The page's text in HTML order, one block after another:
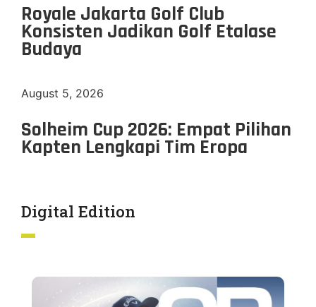
Royale Jakarta Golf Club
Konsisten Jadikan Golf Etalase
Budaya
August 5, 2026
Solheim Cup 2026: Empat Pilihan
Kapten Lengkapi Tim Eropa
Digital Edition